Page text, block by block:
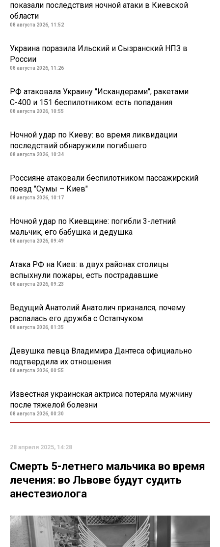
показали последствия ночной атаки в Киевской
области
08 августа 2026, 11:52
Украина поразила Ильский и Сызранский НПЗ в
России
08 августа 2026, 11:26
РФ атаковала Украину "Искандерами", ракетами
С-400 и 151 беспилотником: есть попадания
08 августа 2026, 10:55
Ночной удар по Киеву: во время ликвидации
последствий обнаружили погибшего
08 августа 2026, 10:34
Россияне атаковали беспилотником пассажирский
поезд "Сумы – Киев"
08 августа 2026, 10:17
Ночной удар по Киевщине: погибли 3-летний
мальчик, его бабушка и дедушка
08 августа 2026, 09:49
Атака РФ на Киев: в двух районах столицы
вспыхнули пожары, есть пострадавшие
08 августа 2026, 09:23
Ведущий Анатолий Анатолич признался, почему
распалась его дружба с Остапчуком
08 августа 2026, 01:35
Девушка певца Владимира Дантеса официально
подтвердила их отношения
08 августа 2026, 00:55
Известная украинская актриса потеряла мужчину
после тяжелой болезни
08 августа 2026, 00:30
28 апреля 2025, 14:28
Смерть 5-летнего мальчика во время
лечения: во Львове будут судить
анестезиолога